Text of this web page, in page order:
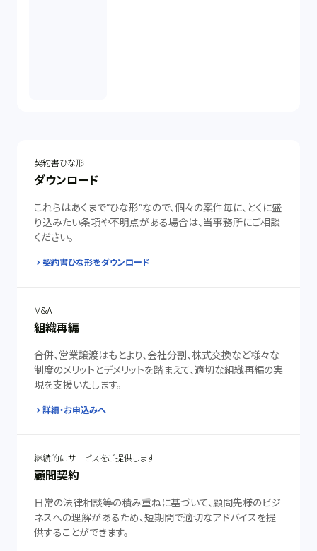
契約書ひな形
ダウンロード
これらはあくまで”ひな形”なので、個々の案件毎に、とくに盛
り込みたい条項や不明点がある場合は、当事務所にご相談
ください。
契約書ひな形をダウンロード
M&A
組織再編
合併、営業譲渡はもとより、会社分割、株式交換など様々な
制度のメリットとデメリットを踏まえて、適切な組織再編の実
現を支援いたします。
詳細・お申込みへ
継続的にサービスをご提供します
顧問契約
日常の法律相談等の積み重ねに基づいて、顧問先様のビジ
ネスへの理解があるため、短期間で適切なアドバイスを提
供することができます。